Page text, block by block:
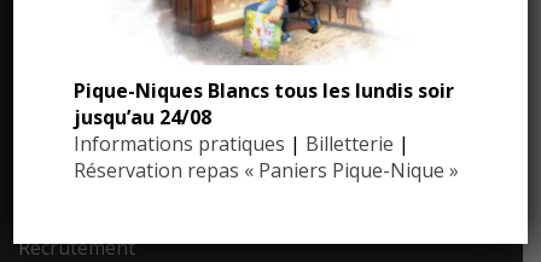
Communiqués de presse
Photothèque
Recrutement
Pique-Niques Blancs tous les lundis soir
jusqu’au 24/08
Informations pratiques | Billetterie |
Réservation repas « Paniers Pique-Nique »